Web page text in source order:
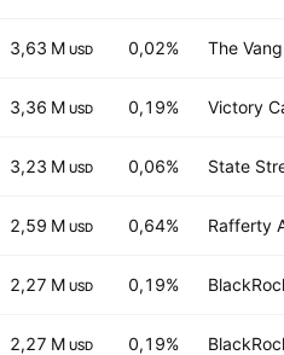
3,63 M USD 0,02% The
3,36 M USD 0,19% Victory
3,23 M USD 0,06% State
2,59 M USD 0,64% Rafferty
2,27 M USD 0,19%
2,27 M USD 0,19%